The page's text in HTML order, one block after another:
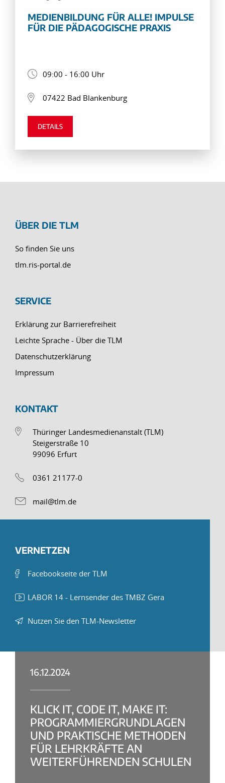
MEDIENBILDUNG FÜR ALLE! IMPULSE
FÜR DIE PÄDAGOGISCHE PRAXIS
09:00 - 16:00 Uhr
07422 Bad Blankenburg
DETAILS
ÜBER DIE TLM
So finden Sie uns
tlm.ris-portal.de
SERVICE
Erklärung zur Barrierefreiheit
Leichte Sprache - Über die TLM
Datenschutzerklärung
Impressum
KONTAKT
Thüringer Landesmedienanstalt (TLM)
Steigerstraße 10
99096 Erfurt
0361 21177-0
mail@tlm.de
VERNETZEN
Facebookseite der TLM
LABOR 14 - Lernsender des TMBZ Gera
Nutzen Sie den TLM-Newsletter
16.12.2024
KLICK IT, CODE IT, MAKE IT:
PROGRAMMIERGRUNDLAGEN
UND PRAKTISCHE METHODEN
FÜR LEHRKRÄFTE AN
WEITERFÜHRENDEN SCHULEN